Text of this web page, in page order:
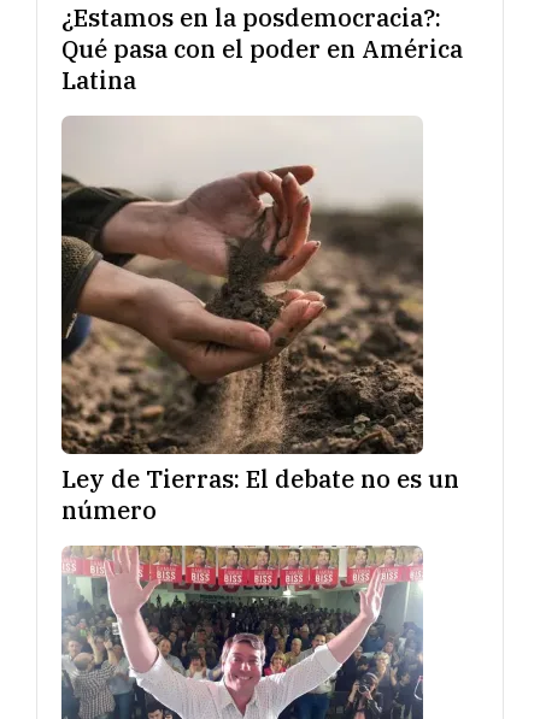
¿Estamos en la posdemocracia?:
Qué pasa con el poder en América
Latina
Ley de Tierras: El debate no es un
número